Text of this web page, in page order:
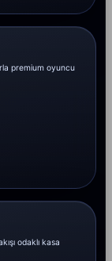
premium oyuncu
odaklı kasa